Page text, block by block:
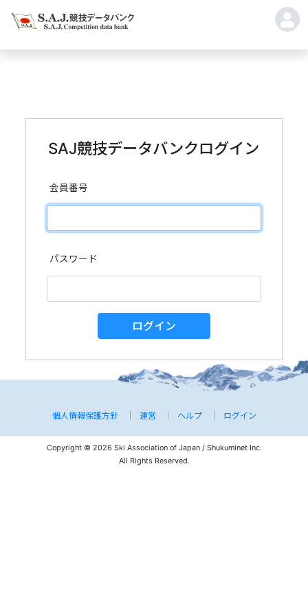
SAJ競技データバンクログイン
会員番号
パスワード
ログイン
個人情報保護方針 運営 ヘルプ ログイン
Copyright © 2026 Ski Association of Japan / Shukuminet Inc.
All Rights Reserved.